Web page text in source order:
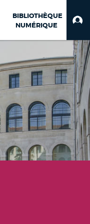
BIBLIOTHÈQUE
NUMÉRIQUE